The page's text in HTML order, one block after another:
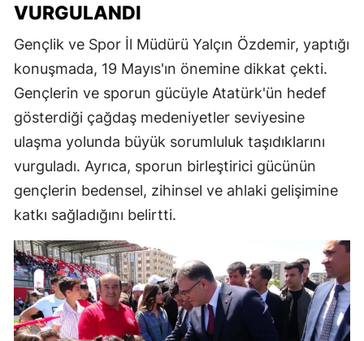
VURGULANDI
Gençlik ve Spor İl Müdürü Yalçın Özdemir, yaptığı
konuşmada, 19 Mayıs'ın önemine dikkat çekti.
Gençlerin ve sporun gücüyle Atatürk'ün hedef
gösterdiği çağdaş medeniyetler seviyesine
ulaşma yolunda büyük sorumluluk taşıdıklarını
vurguladı. Ayrıca, sporun birleştirici gücünün
gençlerin bedensel, zihinsel ve ahlaki gelişimine
katkı sağladığını belirtti.